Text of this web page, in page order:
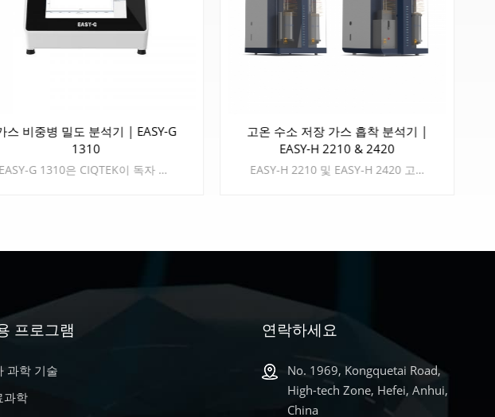
스 비중병 밀도 분석기 | EASY-G
1310
EASY-G 1310은 CIQTEK이 독자 개발한 가스치환법을 채용한 고정밀 가스 비중병입니다. 다중 시료 용기 설계로 고집적도, 컴팩트한 크기, 경량, 고가의 성능으로 사용자들에게 선호됩니다. 몇몇 획기적인 기술은 높은 정밀도와 반복 가능한 테스트 결과를 제공합니다. CIQTEK EASY-G 1310은 분말, 벌크 고체, 폼 등 다양한 재료의 실제 밀도와 다공성을 높은 테스트 효율성으로 빠르고 정확하게 측정할 수 있으며, 이는 신속한 제품 품질 테스트를 위해 산업 생산 라인에서 널리 사용될 수 있습니다.
더 알아보기
고온 수소 저장 가스 흡착 분석기 |
EASY-H 2210 & 2420
EASY-H 2210 및 EASY-H 2420 고압 및 고온 가스 흡착 분석기는 CIQTEK이 독자적으로 개발한 정적 체적법을 채택한 고성능 흡착 및 탈착 등온선 시험 장비입니다. EASY-H 2210 및 EASY-H 2420 고압 및 고온 가스 흡착 분석기는 CIQTEK이 독자적으로 개발한 정적 체적법을 채택한 고성능 흡착 및 탈착 등온선 시험 장비입니다.
더 알아보기
프로그램
과학 기술
과학
연락하세요
No. 1969, Kongquetai Road,
High-tech Zone, Hefei, Anhui,
China